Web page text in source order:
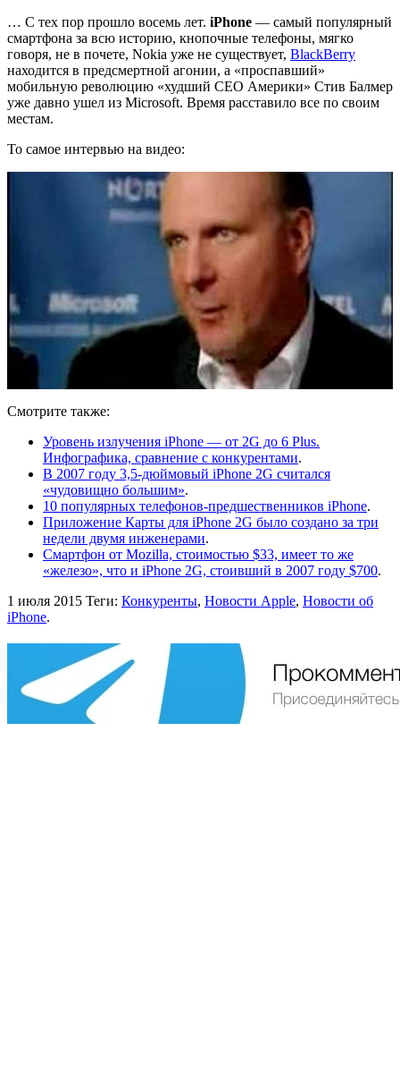
… С тех пор прошло восемь лет. iPhone — самый популярный
смартфона за всю историю, кнопочные телефоны, мягко
говоря, не в почете, Nokia уже не существует, BlackBerry
находится в предсмертной агонии, а «проспавший»
мобильную революцию «худший CEO Америки» Стив Балмер
уже давно ушел из Microsoft. Время расставило все по своим
местам.
То самое интервью на видео:
Смотрите также:
Уровень излучения iPhone — от 2G до 6 Plus.
Инфографика, сравнение с конкурентами.
В 2007 году 3,5-дюймовый iPhone 2G считался
«чудовищно большим».
10 популярных телефонов-предшественников iPhone.
Приложение Карты для iPhone 2G было создано за три
недели двумя инженерами.
Смартфон от Mozilla, стоимостью $33, имеет то же
«железо», что и iPhone 2G, стоивший в 2007 году $700.
1 июля 2015 Теги: Конкуренты, Новости Apple, Новости об
iPhone.